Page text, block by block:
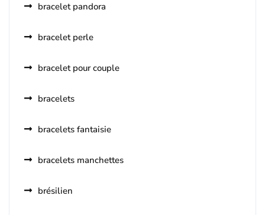
bracelet pandora
bracelet perle
bracelet pour couple
bracelets
bracelets fantaisie
bracelets manchettes
brésilien